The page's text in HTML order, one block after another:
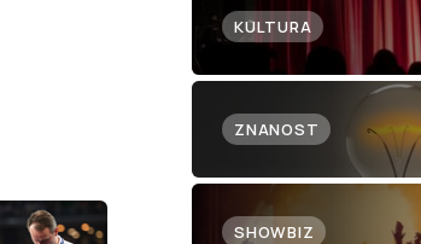
KULTURA
ZNANOST
SHOWBIZ